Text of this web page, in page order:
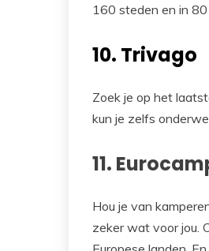
160 steden en in
10. Trivago
Zoek je op het
kun je zelfs
11.
Hou je van
zeker wat voor jou.